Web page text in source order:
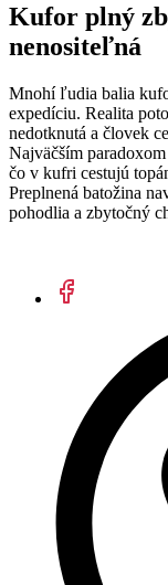
Kufor plný
nenositeľná
Mnohí ľudia balia
expedíciu. Realita
nedotknutá a človek
Najväčším
čo v kufri cestujú
Preplnená batožina
pohodlia a zbytočný